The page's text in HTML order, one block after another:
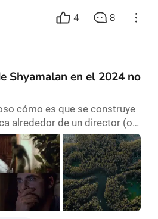
4 8
Shyamalan en el 2024 no
cómo es que se construye
alrededor de un director (o
Como es que lo que percibe la
a eso característico que tiene la
ciertos tropos "que definen"
inevitable paso (y la erosión)
en Robert Eggers, puedo